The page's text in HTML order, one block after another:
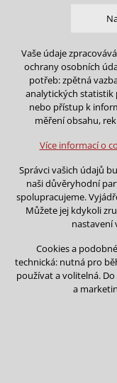
Technická cookies
nutná pro
udržení kontextu
případná
Volitelná cookies
analytická pro
návštěvnosti
marketingová
Více informací o
Vaše údaje
ochrany osobních
potřeb: zpětná
analytických statistik
nebo přístup k
měření obsahu,
Více informací o
Správci vašich údajů
naši důvěryhodní
spolupracujeme.
Můžete jej kdykoli
nastavení
Cookies a
technická: nutná pro
používat a volitelná.
a